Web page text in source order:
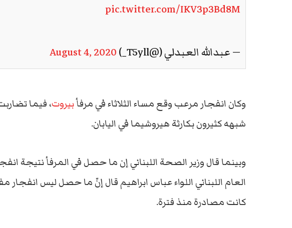
pic.twitter.com/IKV3p3Bd8M
— عبدالله العبدلي (@T5yll_) August 4, 2020
وكان انفجار مرعب وقع مساء الثلاثاء في مرفأبيروت، فيما
شبهه كثيرون بكارثة هيروشيما في اليابان.
وبينما قال وزير الصحة اللبناني إن ما حصل في المرفأ نتيجة
العام اللبناني اللواء عباس ابراهيم قال إنّ ما حصل ليس انفجار
كانت مصادرة منذ فترة.